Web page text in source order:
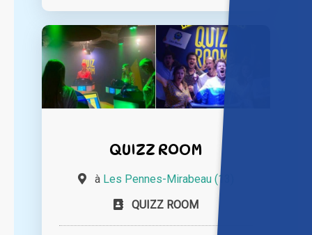
QUIZZ ROOM
à Les Pennes-Mirabeau (13)
QUIZZ ROOM